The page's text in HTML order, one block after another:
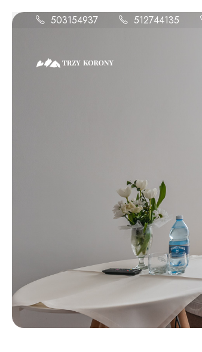
503154937 512744135